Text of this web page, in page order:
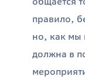
правило,
но, как мы
должна в